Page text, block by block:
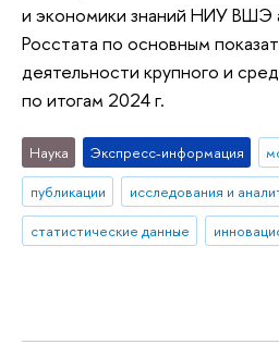
и экономики знаний НИУ ВШЭ
Росстата по основным
деятельности крупного и
по итогам 2024 г.
Наука Экспресс-информация
публикации
исследования и
статистические данные